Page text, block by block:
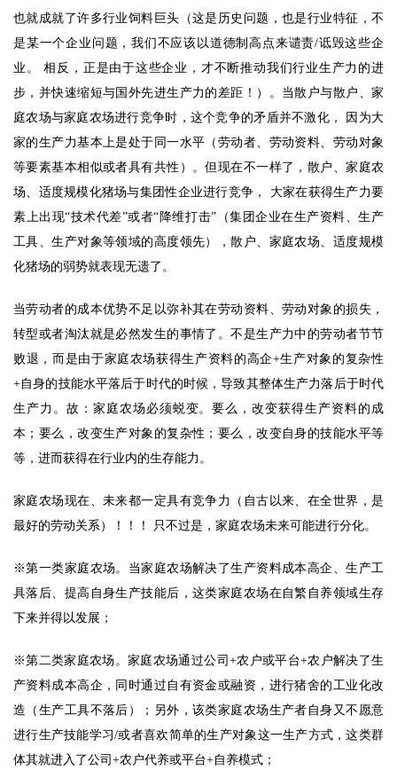
也就成就了许多行业饲料巨头（这是历史问题，也是行业特征，不
是某一个企业问题，我们不应该以道德制高点来谴责/诋毁这些企
业。 相反，正是由于这些企业，才不断推动我们行业生产力的进
步，并快速缩短与国外先进生产力的差距！）。当散户与散户、家
庭农场与家庭农场进行竞争时，这个竞争的矛盾并不激化， 因为大
家的生产力基本上是处于同一水平（劳动者、劳动资料、劳动对象
等要素基本相似或者具有共性）。但现在不一样了，散户、家庭农
场、适度规模化猪场与集团性企业进行竞争， 大家在获得生产力要
素上出现“技术代差”或者“降维打击”（集团企业在生产资料、生产
工具、生产对象等领域的高度领先），散户、家庭农场、适度规模
化猪场的弱势就表现无遗了。
当劳动者的成本优势不足以弥补其在劳动资料、劳动对象的损失，
转型或者淘汰就是必然发生的事情了。不是生产力中的劳动者节节
败退，而是由于家庭农场获得生产资料的高企+生产对象的复杂性
+自身的技能水平落后于时代的时候，导致其整体生产力落后于时代
生产力。故：家庭农场必须蜕变。要么，改变获得生产资料的成
本；要么，改变生产对象的复杂性；要么，改变自身的技能水平等
等，进而获得在行业内的生存能力。
家庭农场现在、未来都一定具有竞争力（自古以来、在全世界，是
最好的劳动关系）！！！ 只不过是，家庭农场未来可能进行分化。
※第一类家庭农场。当家庭农场解决了生产资料成本高企、生产工
具落后、提高自身生产技能后，这类家庭农场在自繁自养领域生存
下来并得以发展；
※第二类家庭农场。家庭农场通过公司+农户或平台+农户解决了生
产资料成本高企，同时通过自有资金或融资，进行猪舍的工业化改
造（生产工具不落后）；另外，该类家庭农场生产者自身又不愿意
进行生产技能学习/或者喜欢简单的生产对象这一生产方式，这类群
体其就进入了公司+农户代养或平台+自养模式；